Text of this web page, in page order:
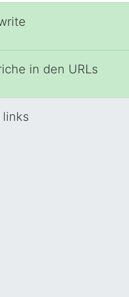
in den URLs
links